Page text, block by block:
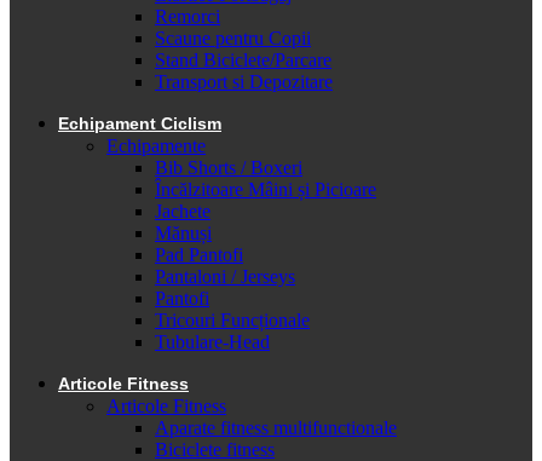
Remorci
Scaune pentru Copii
Stand Biciclete/Parcare
Transport si Depozitare
Echipament Ciclism
Echipamente
Bib Shorts / Boxeri
Încălzitoare Mâini și Picioare
Jachete
Mănuși
Pad Pantofi
Pantaloni / Jerseys
Pantofi
Tricouri Funcționale
Tubulare-Head
Articole Fitness
Articole Fitness
Aparate fitness multifunctionale
Biciclete fitness